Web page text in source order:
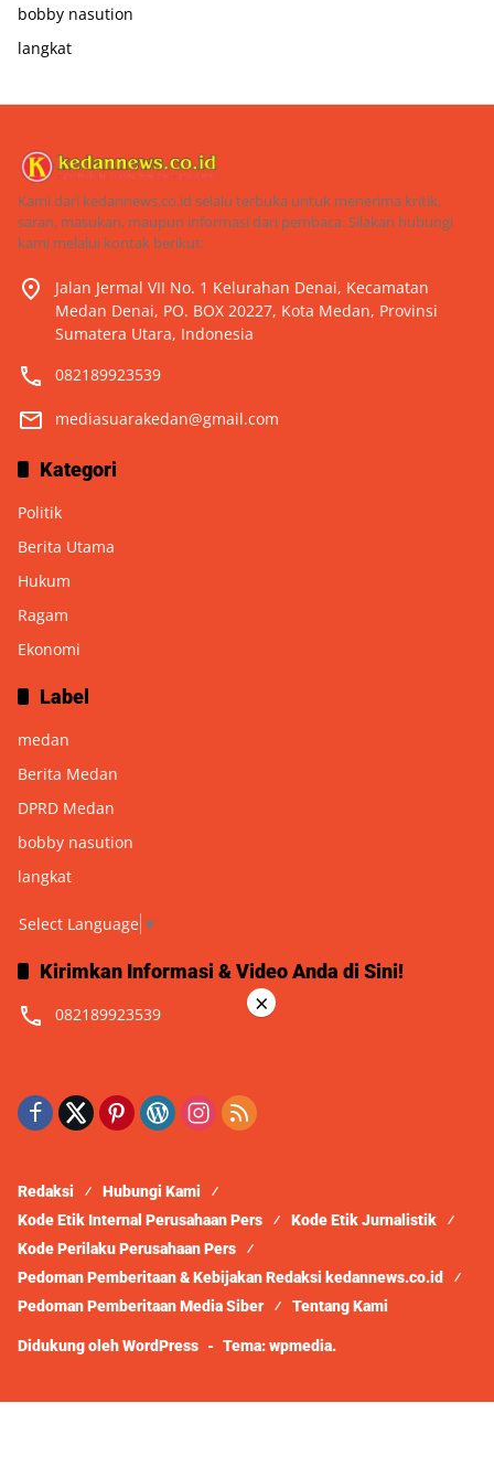
bobby nasution
langkat
Kami dari kedannews.co.id selalu terbuka untuk menerima kritik,
saran, masukan, maupun informasi dari pembaca. Silakan hubungi
kami melalui kontak berikut:
Jalan Jermal VII No. 1 Kelurahan Denai, Kecamatan
Medan Denai, PO. BOX 20227, Kota Medan, Provinsi
Sumatera Utara, Indonesia
082189923539
mediasuarakedan@gmail.com
Kategori
Politik
Berita Utama
Hukum
Ragam
Ekonomi
Label
medan
Berita Medan
DPRD Medan
bobby nasution
langkat
Select Language ▼
Kirimkan Informasi & Video Anda di Sini!
082189923539
Redaksi
Hubungi Kami
Kode Etik Internal Perusahaan Pers
Kode Etik Jurnalistik
Kode Perilaku Perusahaan Pers
Pedoman Pemberitaan & Kebijakan Redaksi kedannews.co.id
Pedoman Pemberitaan Media Siber
Tentang Kami
Didukung oleh WordPress - Tema: wpmedia.
×